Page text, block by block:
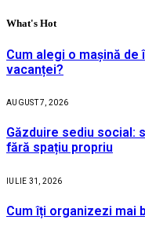
What's Hot
Cum alegi o mașină
vacanței?
AUGUST 7, 2026
Găzduire sediu social:
fără spațiu propriu
IULIE 31, 2026
Cum îți organizezi mai